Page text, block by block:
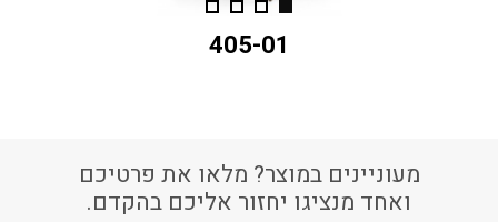
405-01
מעוניינים במוצר? מלאו את פרטיכם
ואחד מנציגו יחזור אליכם בהקדם.